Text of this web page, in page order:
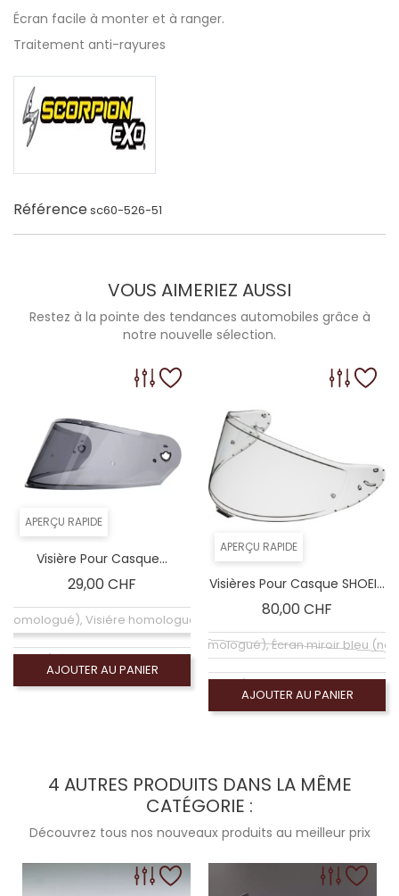
Écran facile à monter et à ranger.
Traitement anti-rayures
Référencesc60-526-51
VOUS AIMERIEZ AUSSI
Restez à la pointe des tendances automobiles grâce à
notre nouvelle sélection.
APERÇU RAPIDE
Visière Pour Casque...
29,00 CHF
Visiére homologuée (ECE-2206)
Écran fumé foncé 100% (non homologué)
Écran fumé clair 50% (non homologué)
AJOUTER AU PANIER
APERÇU RAPIDE
Visières Pour Casque SHOEI...
80,00 CHF
Coloré (non homologué), Écran miroir bleu
Coloré (non homologué), Ecran Photochromique
Ecran teinté 40-50% (ECE22-06), Visiére
Coloré (non homologué), Écran miroir or
Ecran jaune (homologué ECE22-06), Visiére
AJOUTER AU PANIER
4 AUTRES PRODUITS DANS LA MÊME
CATÉGORIE :
Découvrez tous nos nouveaux produits au meilleur prix